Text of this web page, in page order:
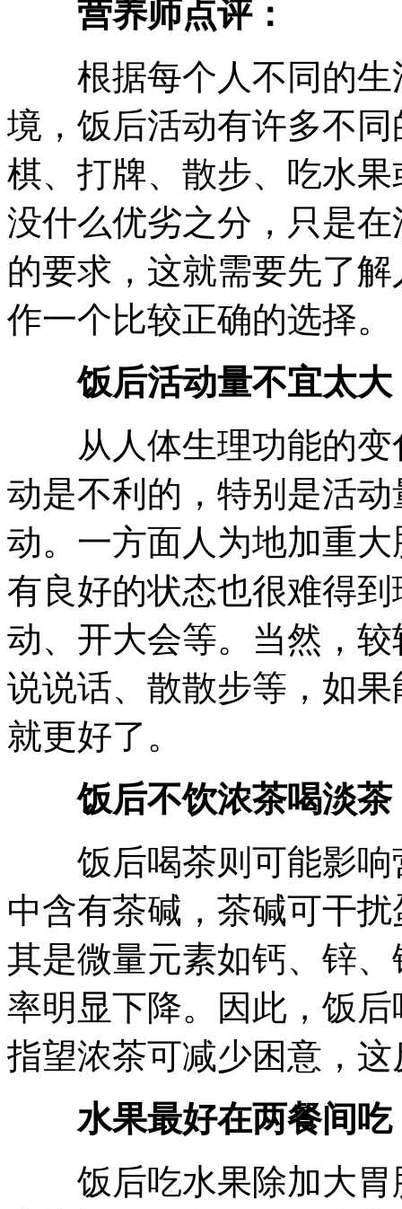
营养师点评：
根据每个人不同的生
境，饭后活动有许多不
棋、打牌、散步、吃水
没什么优劣之分，只是
的要求，这就需要先了
作一个比较正确的选择。
饭后活动量不宜太大
从人体生理功能的变
动是不利的，特别是活
动。一方面人为地加重
有良好的状态也很难得
动、开大会等。当然，
说说话、散散步等，如
就更好了。
饭后不饮浓茶喝淡茶
饭后喝茶则可能影响
中含有茶碱，茶碱可干
其是微量元素如钙、锌
率明显下降。因此，饭
指望浓茶可减少困意，
水果最好在两餐间吃
饭后吃水果除加大胃